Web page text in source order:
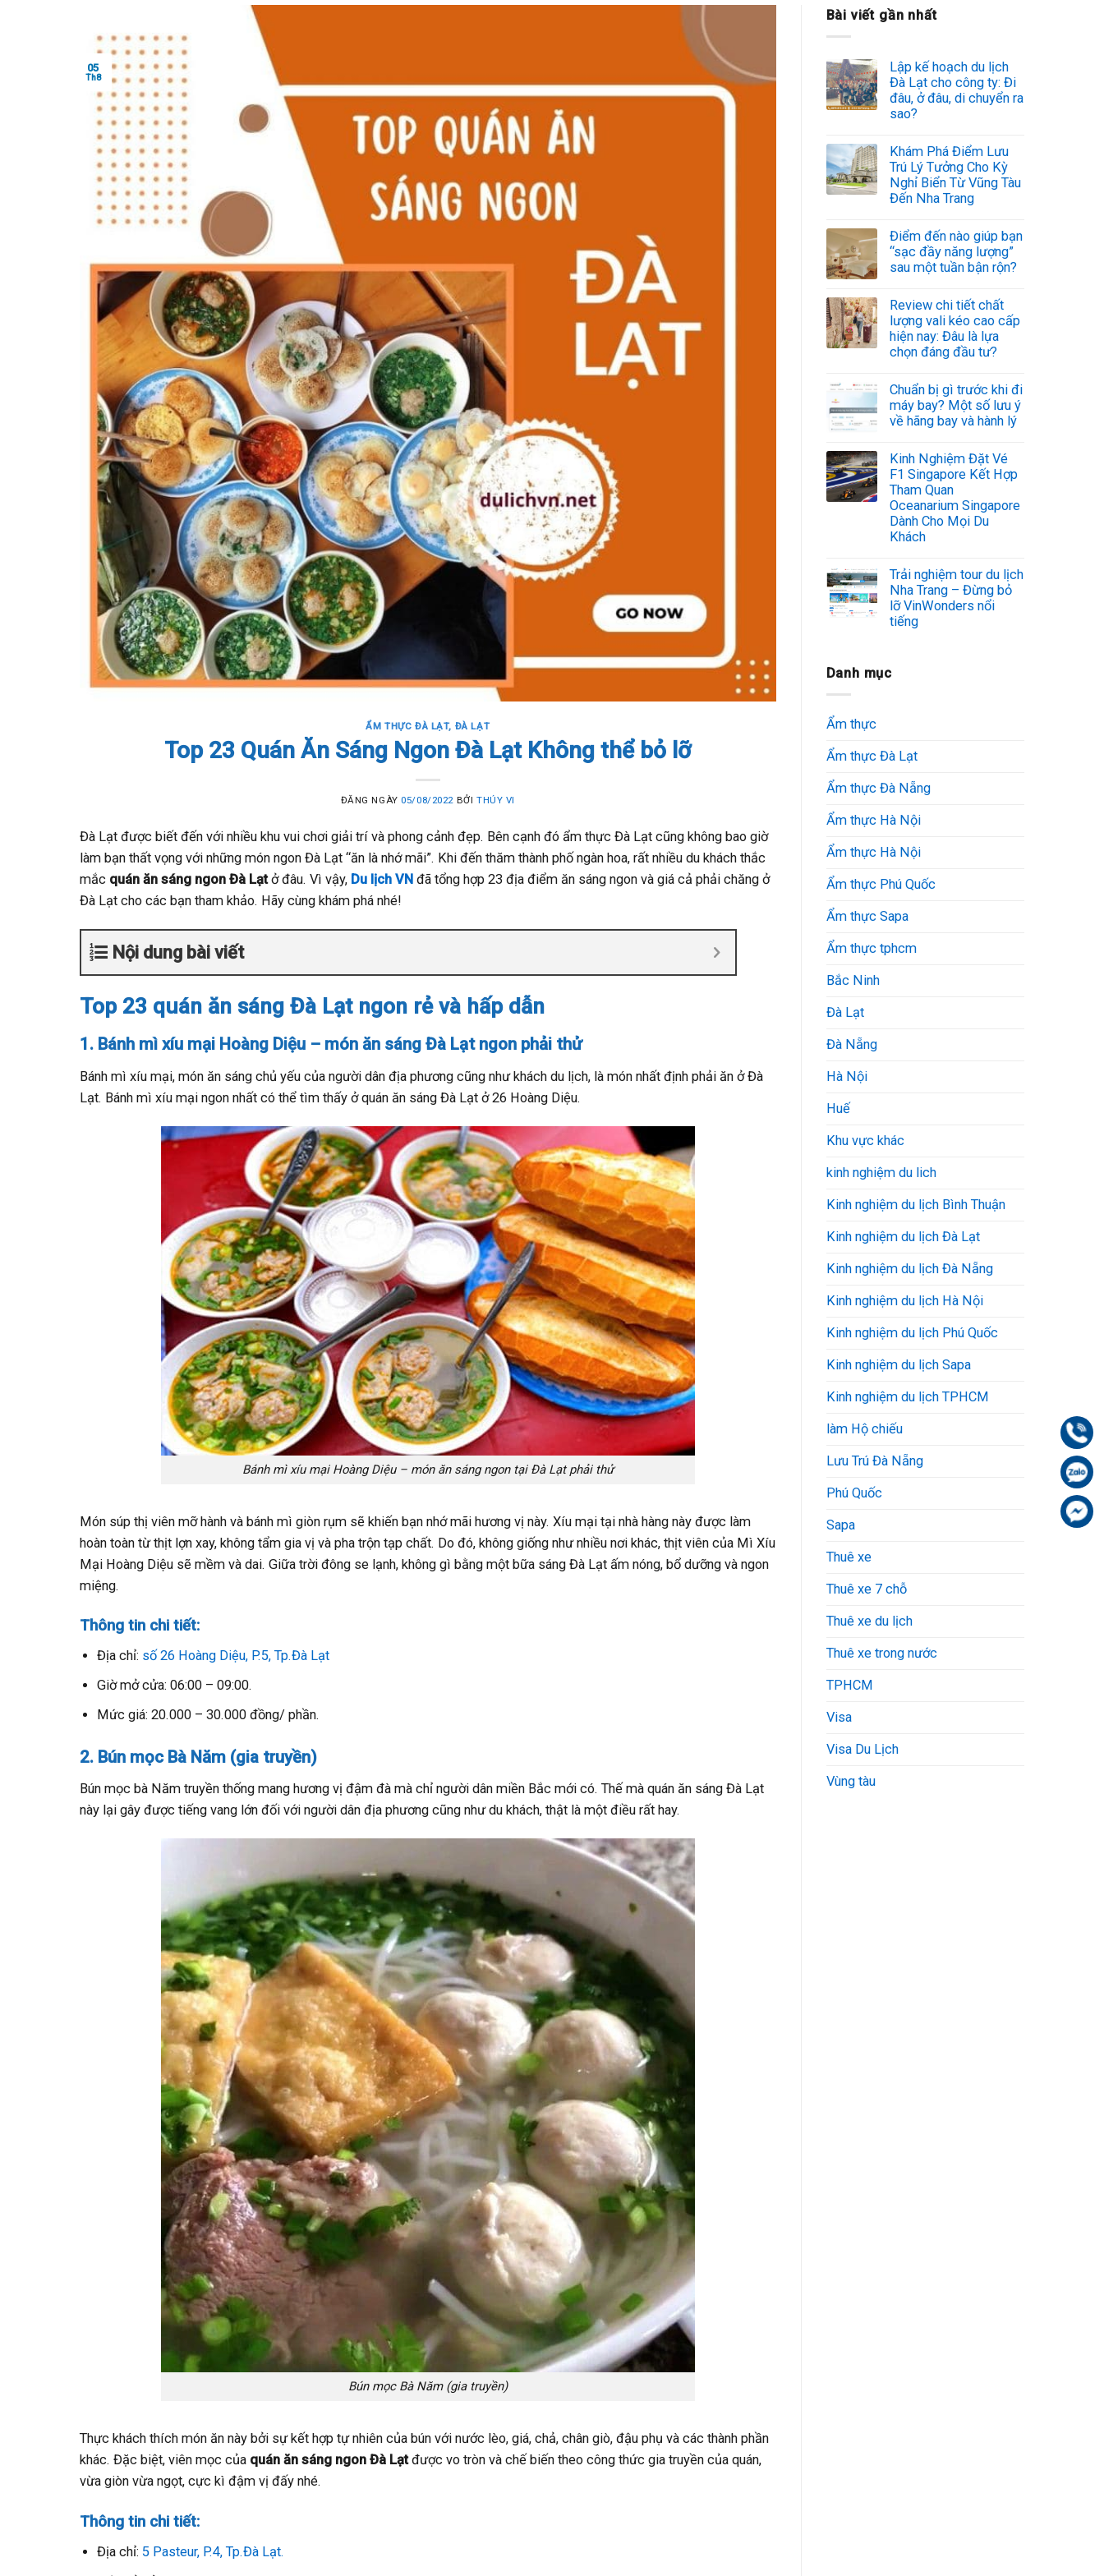
05
Th8
ẨM THỰC ĐÀ LẠT, ĐÀ LẠT
Top 23 Quán Ăn Sáng Ngon Đà Lạt Không thể bỏ lỡ
ĐĂNG NGÀY05/08/2022 BỞI THÚY VI
Đà Lạt được biết đến với nhiều khu vui chơi giải trí và phong cảnh đẹp. Bên cạnh đó ẩm thực Đà Lạt cũng không bao giờ
làm bạn thất vọng với những món ngon Đà Lạt “ăn là nhớ mãi”. Khi đến thăm thành phố ngàn hoa, rất nhiều du khách thắc
mắc quán ăn sáng ngon Đà Lạtở đâu. Vì vậy, Du lịch VN đã tổng hợp 23 địa điểm ăn sáng ngon và giá cả phải chăng ở
Đà Lạt cho các bạn tham khảo. Hãy cùng khám phá nhé!
Nội dung bài viết
Top 23 quán ăn sáng Đà Lạt ngon rẻ và hấp dẫn
1. Bánh mì xíu mại Hoàng Diệu – món ăn sáng Đà Lạt ngon phải thử
Bánh mì xíu mại, món ăn sáng chủ yếu của người dân địa phương cũng như khách du lịch, là món nhất định phải ăn ở Đà
Lạt. Bánh mì xíu mại ngon nhất có thể tìm thấy ở quán ăn sáng Đà Lạt ở 26 Hoàng Diệu.
Bánh mì xíu mại Hoàng Diệu – món ăn sáng ngon tại Đà Lạt phải thử
Món súp thị viên mỡ hành và bánh mì giòn rụm sẽ khiến bạn nhớ mãi hương vị này. Xíu mại tại nhà hàng này được làm
hoàn toàn từ thịt lợn xay, không tẩm gia vị và pha trộn tạp chất. Do đó, không giống như nhiều nơi khác, thịt viên của Mì Xíu
Mại Hoàng Diệu sẽ mềm và dai. Giữa trời đông se lạnh, không gì bằng một bữa sáng Đà Lạt ấm nóng, bổ dưỡng và ngon
miệng.
Thông tin chi tiết:
Địa chỉ: số 26 Hoàng Diệu, P.5, Tp.Đà Lạt
Giờ mở cửa: 06:00 – 09:00.
Mức giá: 20.000 – 30.000 đồng/ phần.
2. Bún mọc Bà Năm (gia truyền)
Bún mọc bà Năm truyền thống mang hương vị đậm đà mà chỉ người dân miền Bắc mới có. Thế mà quán ăn sáng Đà Lạt
này lại gây được tiếng vang lớn đối với người dân địa phương cũng như du khách, thật là một điều rất hay.
Bún mọc Bà Năm (gia truyền)
Thực khách thích món ăn này bởi sự kết hợp tự nhiên của bún với nước lèo, giá, chả, chân giò, đậu phụ và các thành phần
khác. Đặc biệt, viên mọc của quán ăn sáng ngon Đà Lạtđược vo tròn và chế biến theo công thức gia truyền của quán,
vừa giòn vừa ngọt, cực kì đậm vị đấy nhé.
Thông tin chi tiết:
Địa chỉ: 5 Pasteur, P.4, Tp.Đà Lạt.
Bài viết gần nhất
Lập kế hoạch du lịch
Đà Lạt cho công ty: Đi
đâu, ở đâu, di chuyển ra
sao?
Khám Phá Điểm Lưu
Trú Lý Tưởng Cho Kỳ
Nghỉ Biển Từ Vũng Tàu
Đến Nha Trang
Điểm đến nào giúp bạn
“sạc đầy năng lượng”
sau một tuần bận rộn?
Review chi tiết chất
lượng vali kéo cao cấp
hiện nay: Đâu là lựa
chọn đáng đầu tư?
Chuẩn bị gì trước khi đi
máy bay? Một số lưu ý
về hãng bay và hành lý
Kinh Nghiệm Đặt Vé
F1 Singapore Kết Hợp
Tham Quan
Oceanarium Singapore
Dành Cho Mọi Du
Khách
Trải nghiệm tour du lịch
Nha Trang – Đừng bỏ
lỡ VinWonders nổi
tiếng
Danh mục
Ẩm thực
Ẩm thực Đà Lạt
Ẩm thực Đà Nẵng
Ẩm thực Hà Nội
Ẩm thực Hà Nội
Ẩm thực Phú Quốc
Ẩm thực Sapa
Ẩm thực tphcm
Bắc Ninh
Đà Lạt
Đà Nẵng
Hà Nội
Huế
Khu vực khác
kinh nghiệm du lich
Kinh nghiệm du lịch Bình Thuận
Kinh nghiệm du lịch Đà Lạt
Kinh nghiệm du lịch Đà Nẵng
Kinh nghiệm du lịch Hà Nội
Kinh nghiệm du lịch Phú Quốc
Kinh nghiệm du lịch Sapa
Kinh nghiệm du lịch TPHCM
làm Hộ chiếu
Lưu Trú Đà Nẵng
Phú Quốc
Sapa
Thuê xe
Thuê xe 7 chỗ
Thuê xe du lịch
Thuê xe trong nước
TPHCM
Visa
Visa Du Lịch
Vùng tàu